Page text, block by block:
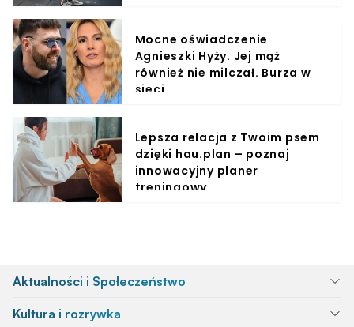
Mocne oświadczenie
Agnieszki Hyży. Jej mąż
również nie milczał. Burza w
sieci
Lepsza relacja z Twoim psem
dzięki hau.plan – poznaj
innowacyjny planer
treningowy
Aktualności i Społeczeństwo
Kultura i rozrywka